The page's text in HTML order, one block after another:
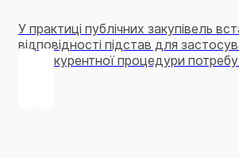
У практиці публічних закупівель
відповідності підстав для
неконкурентної процедури